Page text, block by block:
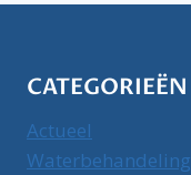
CATEGORIEËN
Actueel
Waterbehandeling